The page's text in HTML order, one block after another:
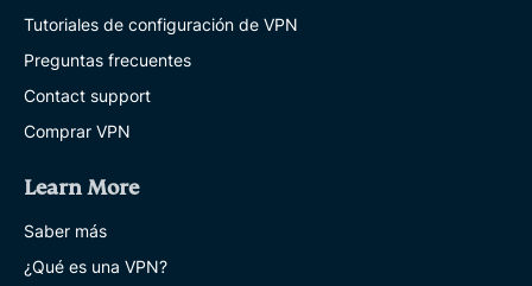
Tutoriales de configuración de VPN
Preguntas frecuentes
Contact support
Comprar VPN
Learn More
Saber más
¿Qué es una VPN?